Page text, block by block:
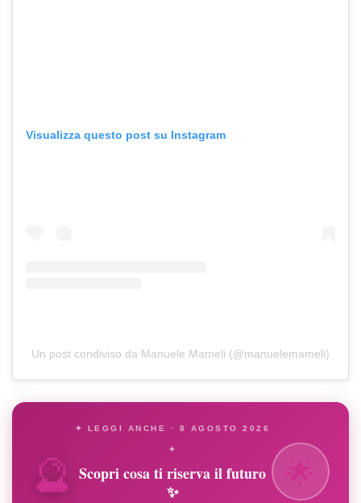
Visualizza questo post su Instagram
Un post condiviso da Manuele Mameli (@manuelemameli)
🔮
✦ LEGGI ANCHE · 8 AGOSTO 2026
✦
Scopri cosa ti riserva il futuro
✨